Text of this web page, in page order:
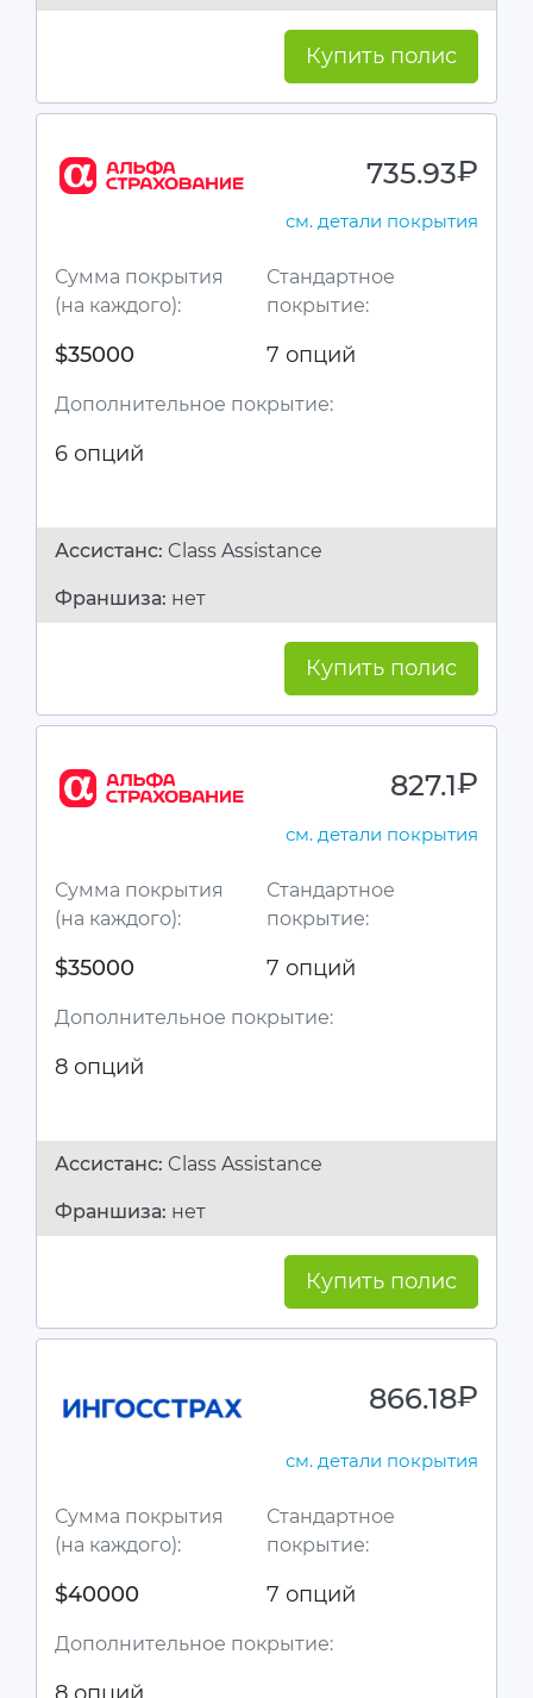
Купить полис
735.93руб.
см. детали покрытия
Сумма покрытия
(на каждого):
$35000
Стандартное
покрытие:
7 опций
Дополнительное покрытие:
6 опций
Ассистанc: Class Assistance
Франшиза: нет
Купить полис
827.1руб.
см. детали покрытия
Сумма покрытия
(на каждого):
$35000
Стандартное
покрытие:
7 опций
Дополнительное покрытие:
8 опций
Ассистанc: Class Assistance
Франшиза: нет
Купить полис
866.18руб.
см. детали покрытия
Сумма покрытия
(на каждого):
$40000
Стандартное
покрытие:
7 опций
Дополнительное покрытие: